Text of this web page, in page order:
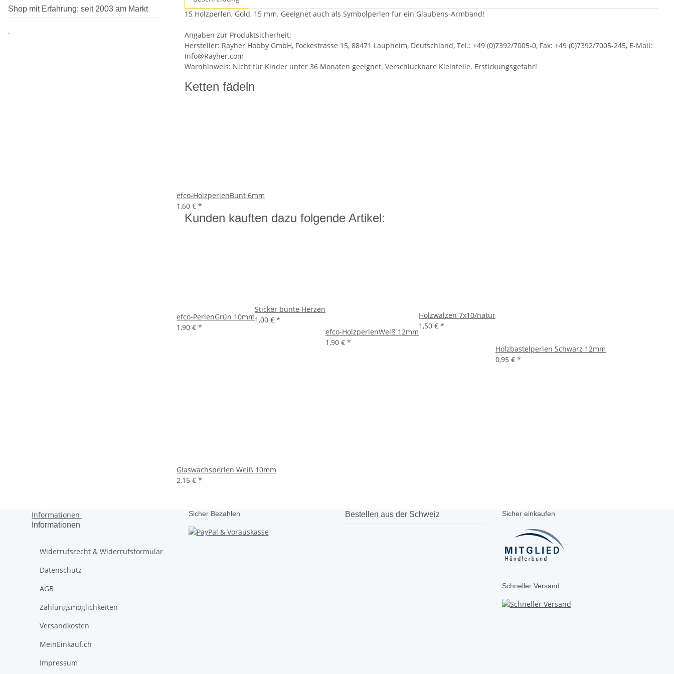
15 Holzperlen, Gold, 15 mm. Geeignet auch als Symbolperlen für ein Glaubens-Armband!
Angaben zur Produktsicherheit:
Hersteller: Rayher Hobby GmbH, Fockestrasse 15, 88471 Laupheim, Deutschland, Tel.: +49 (0)7392/7005-0, Fax: +49 (0)7392/7005-245, E-Mail:
Info@Rayher.com
Warnhinweis: Nicht für Kinder unter 36 Monaten geeignet. Verschluckbare Kleinteile. Erstickungsgefahr!
Ketten fädeln
efco-HolzperlenBunt 6mm
1,60 € *
Kunden kauften dazu folgende Artikel:
efco-PerlenGrün 10mm
1,90 € *
Sticker bunte Herzen
1,00 € *
efco-HolzperlenWeiß 12mm
1,90 € *
Holzwalzen 7x10/natur
1,50 € *
Holzbastelperlen Schwarz 12mm
0,95 € *
Glaswachsperlen Weiß 10mm
2,15 € *
Shop mit Erfahrung: seit 2003 am Markt
.
Informationen
Informationen
Widerrufsrecht & Widerrufsformular
Datenschutz
AGB
Zahlungsmöglichkeiten
Versandkosten
MeinEinkauf.ch
Impressum
Sicher Bezahlen Bestellen aus der Schweiz Sicher einkaufen
Schneller Versand